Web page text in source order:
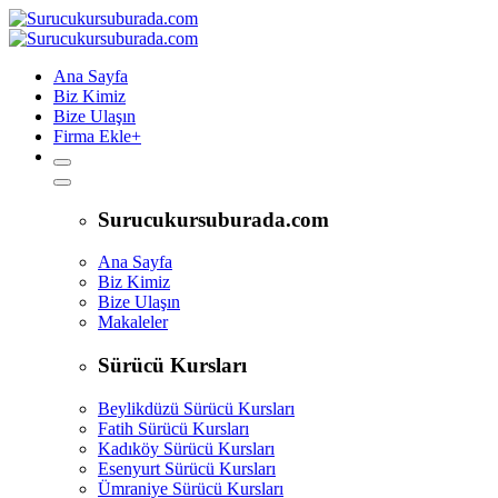
Ana Sayfa
Biz Kimiz
Bize Ulaşın
Firma Ekle+
Surucukursuburada.com
Ana Sayfa
Biz Kimiz
Bize Ulaşın
Makaleler
Sürücü Kursları
Beylikdüzü Sürücü Kursları
Fatih Sürücü Kursları
Kadıköy Sürücü Kursları
Esenyurt Sürücü Kursları
Ümraniye Sürücü Kursları